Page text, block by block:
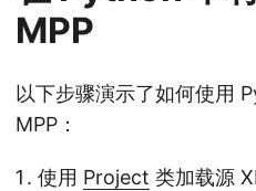
MPP
以下步骤演示了如何使用
MPP：
使用 Project 类加载源